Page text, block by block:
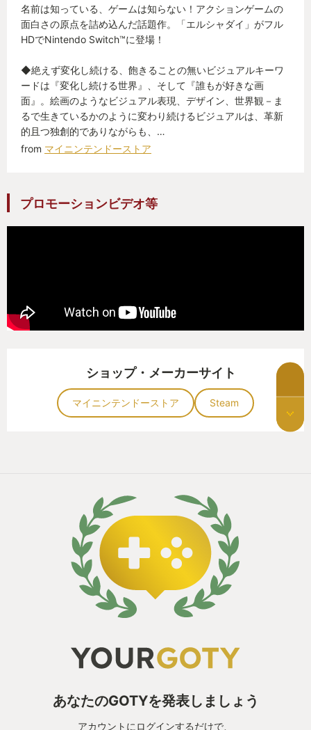
名前は知っている、ゲームは知らない！アクションゲームの
面白さの原点を詰め込んだ話題作。「エルシャダイ」がフル
HDでNintendo Switch™に登場！
◆絶えず変化し続ける、飽きることの無いビジュアルキーワ
ードは『変化し続ける世界』、そして『誰もが好きな画
面』。絵画のようなビジュアル表現、デザイン、世界観－ま
るで生きているかのように変わり続けるビジュアルは、革新
的且つ独創的でありながらも、…
from マイニンテンドーストア
プロモーションビデオ等
ショップ・メーカーサイト
マイニンテンドーストア Steam
あなたのGOTYを発表しましょう
アカウントにログインするだけで、